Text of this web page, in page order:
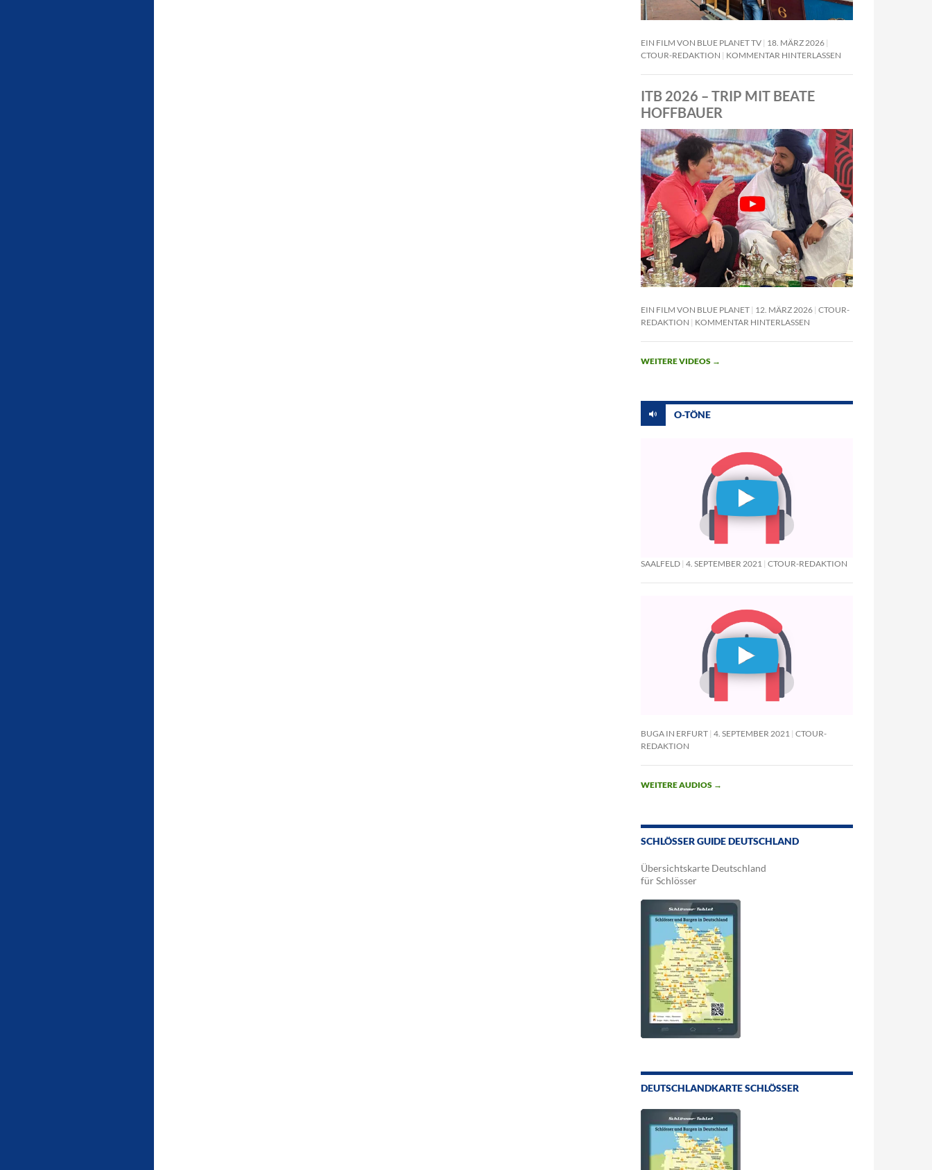
EIN FILM VON BLUE PLANET TV 18. MÄRZ 2026
CTOUR-REDAKTION
KOMMENTAR HINTERLASSEN
ITB 2026 – TRIP MIT BEATE
HOFFBAUER
EIN FILM VON BLUE PLANET 12. MÄRZ 2026 CTOUR-
REDAKTION
KOMMENTAR HINTERLASSEN
WEITERE VIDEOS →
O-TÖNE
SAALFELD 4. SEPTEMBER 2021 CTOUR-REDAKTION
BUGA IN ERFURT 4. SEPTEMBER 2021
CTOUR-
REDAKTION
WEITERE AUDIOS →
SCHLÖSSER GUIDE DEUTSCHLAND
Übersichtskarte Deutschland
für Schlösser
DEUTSCHLANDKARTE SCHLÖSSER